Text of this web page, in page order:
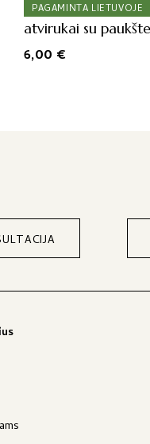
PAGAMINTA LIETUVOJE
atvirukai su
6,00 €